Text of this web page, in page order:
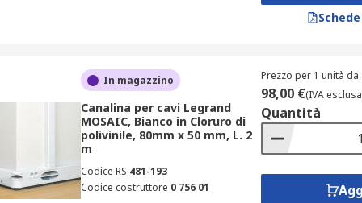
in vari stili, con design prevalentemente rettangolari
a seconda dell’applicazione, tra cui:
l’uso di utensili, perfette per applicazioni leggere.
fissaggio per esigenze specifiche e ambienti particolari.
tecniche in base al contesto di installazione. Le
In magazzino
Canalina per cavi Legrand
MOSAIC, Bianco in Cloruro di
polivinile, 80mm x 50 mm, L. 2
m
Codice RS 481-193
Codice costruttore 0 756 01
Prezzo per 1 unità da
98,00 €(IVA
Quantità